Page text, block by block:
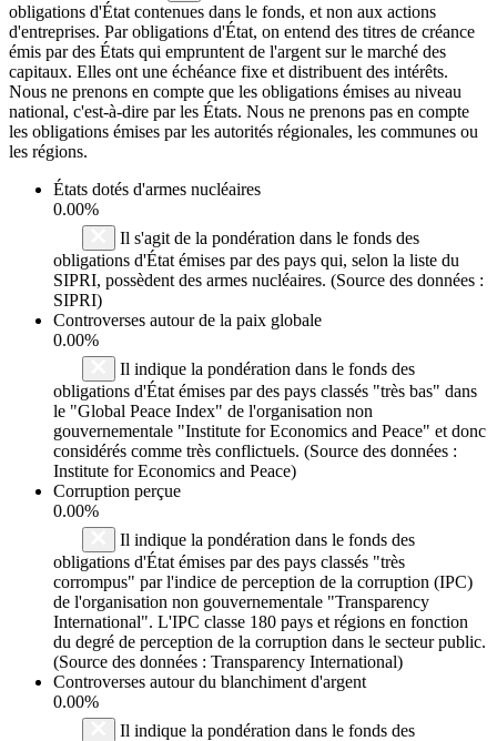
obligations d'État contenues dans le fonds, et non aux actions
d'entreprises. Par obligations d'État, on entend des titres de créance
émis par des États qui empruntent de l'argent sur le marché des
capitaux. Elles ont une échéance fixe et distribuent des intérêts.
Nous ne prenons en compte que les obligations émises au niveau
national, c'est-à-dire par les États. Nous ne prenons pas en compte
les obligations émises par les autorités régionales, les communes ou
les régions.
États dotés d'armes nucléaires
0.00%
Il s'agit de la pondération dans le fonds des
obligations d'État émises par des pays qui, selon la liste du
SIPRI, possèdent des armes nucléaires. (Source des données :
SIPRI)
Controverses autour de la paix globale
0.00%
Il indique la pondération dans le fonds des
obligations d'État émises par des pays classés "très bas" dans
le "Global Peace Index" de l'organisation non
gouvernementale "Institute for Economics and Peace" et donc
considérés comme très conflictuels. (Source des données :
Institute for Economics and Peace)
Corruption perçue
0.00%
Il indique la pondération dans le fonds des
obligations d'État émises par des pays classés "très
corrompus" par l'indice de perception de la corruption (IPC)
de l'organisation non gouvernementale "Transparency
International". L'IPC classe 180 pays et régions en fonction
du degré de perception de la corruption dans le secteur public.
(Source des données : Transparency International)
Controverses autour du blanchiment d'argent
0.00%
Il indique la pondération dans le fonds des